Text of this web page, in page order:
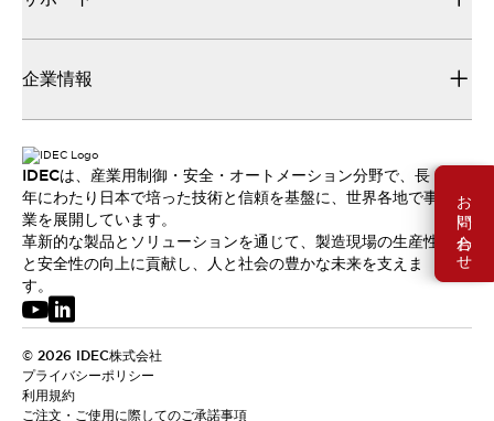
お問い合わせ
企業情報
IDECは、産業用制御・安全・オートメーション分野で、長
年にわたり日本で培った技術と信頼を基盤に、世界各地で事
業を展開しています。
革新的な製品とソリューションを通じて、製造現場の生産性
と安全性の向上に貢献し、人と社会の豊かな未来を支えま
す。
© 2026 IDEC株式会社
プライバシーポリシー
利用規約
ご注文・ご使用に際してのご承諾事項